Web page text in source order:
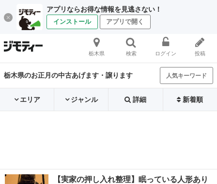
アプリならお得な情報を見逃さない！
インストール アプリで開く
栃木県 検索 ログイン 投稿
栃木県のお正月の中古あげます・譲ります 人気キーワード
エリア ジャンル 詳細 新着順
【実家の押し入れ整理】眠っている人形あり